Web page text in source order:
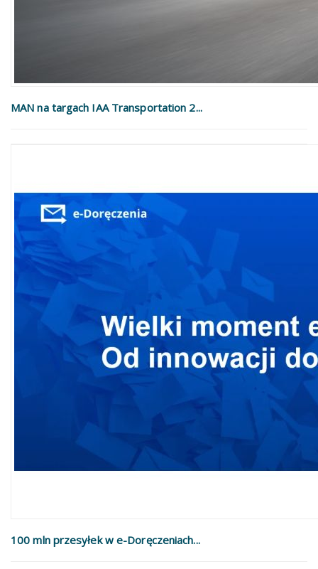
MAN na targach IAA Transportation 2...
100 mln przesyłek w e-Doręczeniach...